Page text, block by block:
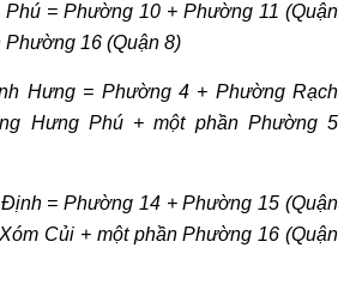
= Phường 10 + Phường 11 (Quận
Phường 16 (Quận 8)
Hưng = Phường 4 + Phường Rạch
Hưng Phú + một phần Phường 5
= Phường 14 + Phường 15 (Quận
Củi + một phần Phường 16 (Quận